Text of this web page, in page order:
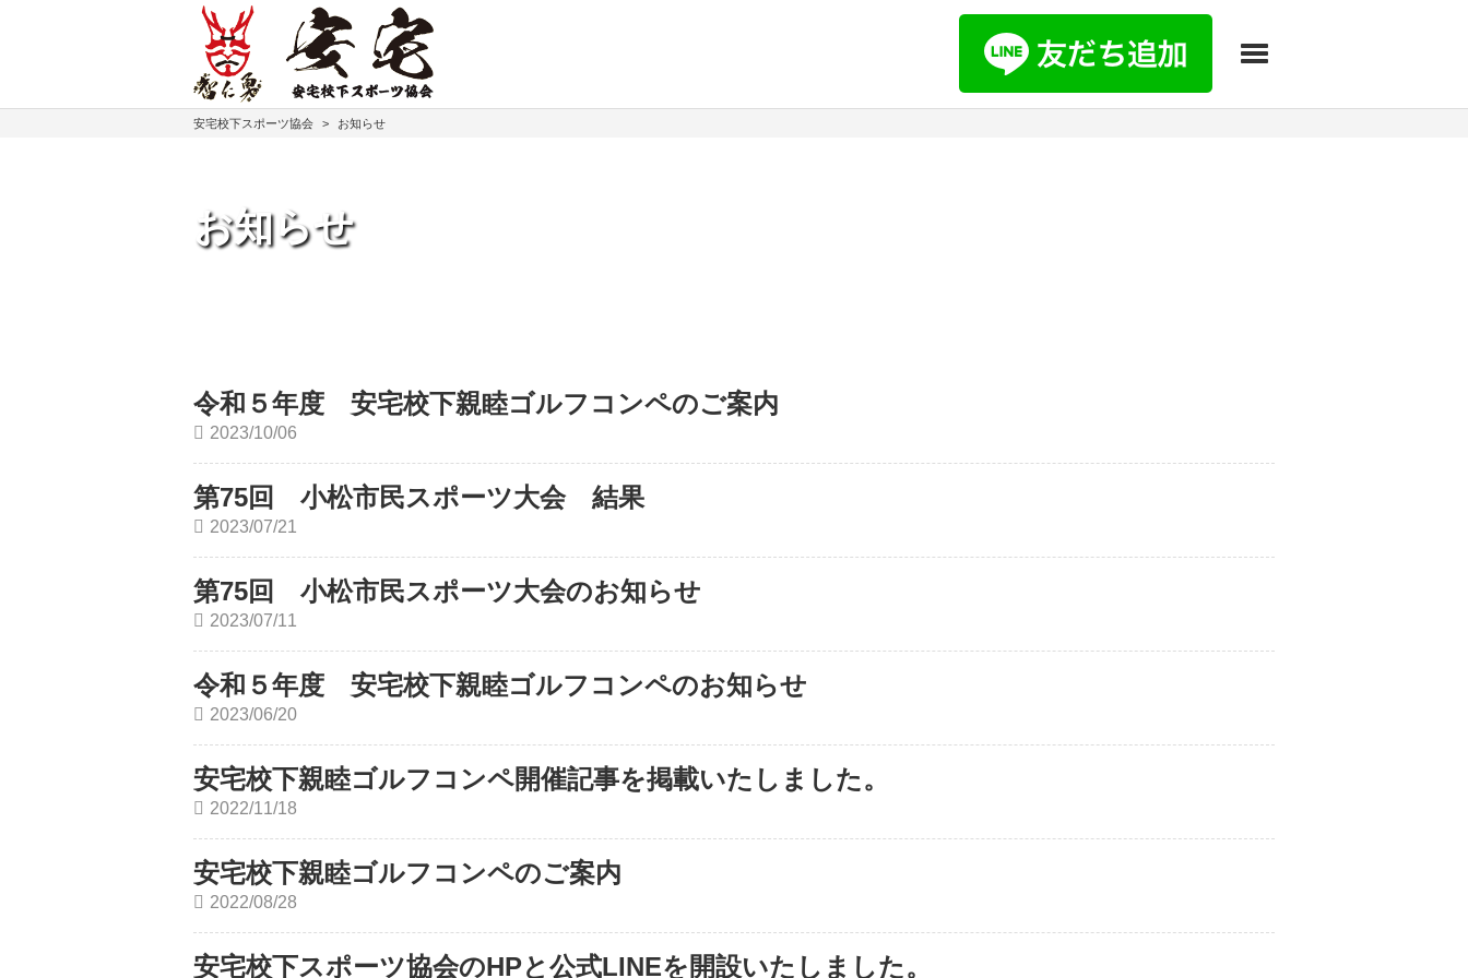
Toggle navigation
安宅校下スポーツ協会 > お知らせ
お知らせ
令和５年度 安宅校下親睦ゴルフコンペのご案内
2023/10/06
第75回 小松市民スポーツ大会 結果
2023/07/21
第75回 小松市民スポーツ大会のお知らせ
2023/07/11
令和５年度 安宅校下親睦ゴルフコンペのお知らせ
2023/06/20
安宅校下親睦ゴルフコンペ開催記事を掲載いたしました。
2022/11/18
安宅校下親睦ゴルフコンペのご案内
2022/08/28
安宅校下スポーツ協会のHPと公式LINEを開設いたしました。